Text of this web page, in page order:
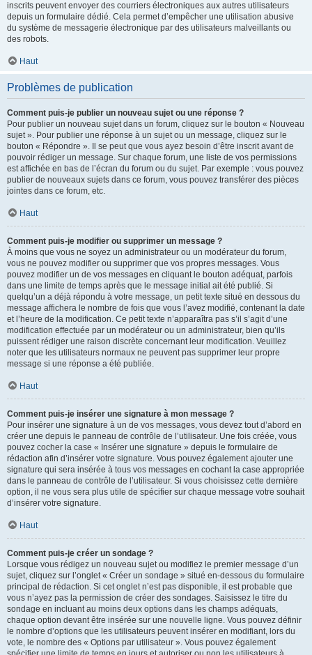
inscrits peuvent envoyer des courriers électroniques aux autres utilisateurs
depuis un formulaire dédié. Cela permet d’empêcher une utilisation abusive
du système de messagerie électronique par des utilisateurs malveillants ou
des robots.
Haut
Problèmes de publication
Comment puis-je publier un nouveau sujet ou une réponse ?
Pour publier un nouveau sujet dans un forum, cliquez sur le bouton « Nouveau
sujet ». Pour publier une réponse à un sujet ou un message, cliquez sur le
bouton « Répondre ». Il se peut que vous ayez besoin d’être inscrit avant de
pouvoir rédiger un message. Sur chaque forum, une liste de vos permissions
est affichée en bas de l’écran du forum ou du sujet. Par exemple : vous pouvez
publier de nouveaux sujets dans ce forum, vous pouvez transférer des pièces
jointes dans ce forum, etc.
Haut
Comment puis-je modifier ou supprimer un message ?
À moins que vous ne soyez un administrateur ou un modérateur du forum,
vous ne pouvez modifier ou supprimer que vos propres messages. Vous
pouvez modifier un de vos messages en cliquant le bouton adéquat, parfois
dans une limite de temps après que le message initial ait été publié. Si
quelqu’un a déjà répondu à votre message, un petit texte situé en dessous du
message affichera le nombre de fois que vous l’avez modifié, contenant la date
et l’heure de la modification. Ce petit texte n’apparaîtra pas s’il s’agit d’une
modification effectuée par un modérateur ou un administrateur, bien qu’ils
puissent rédiger une raison discrète concernant leur modification. Veuillez
noter que les utilisateurs normaux ne peuvent pas supprimer leur propre
message si une réponse a été publiée.
Haut
Comment puis-je insérer une signature à mon message ?
Pour insérer une signature à un de vos messages, vous devez tout d’abord en
créer une depuis le panneau de contrôle de l’utilisateur. Une fois créée, vous
pouvez cocher la case « Insérer une signature » depuis le formulaire de
rédaction afin d’insérer votre signature. Vous pouvez également ajouter une
signature qui sera insérée à tous vos messages en cochant la case appropriée
dans le panneau de contrôle de l’utilisateur. Si vous choisissez cette dernière
option, il ne vous sera plus utile de spécifier sur chaque message votre souhait
d’insérer votre signature.
Haut
Comment puis-je créer un sondage ?
Lorsque vous rédigez un nouveau sujet ou modifiez le premier message d’un
sujet, cliquez sur l’onglet « Créer un sondage » situé en-dessous du formulaire
principal de rédaction. Si cet onglet n’est pas disponible, il est probable que
vous n’ayez pas la permission de créer des sondages. Saisissez le titre du
sondage en incluant au moins deux options dans les champs adéquats,
chaque option devant être insérée sur une nouvelle ligne. Vous pouvez définir
le nombre d’options que les utilisateurs peuvent insérer en modifiant, lors du
vote, le nombre des « Options par utilisateur ». Vous pouvez également